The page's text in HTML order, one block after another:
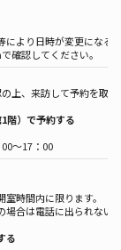
より日時が変更になる
確認してください。
上、来訪して予約を取
階）で予約する
～17：00
時間内に限ります。
合は電話に出られない
る